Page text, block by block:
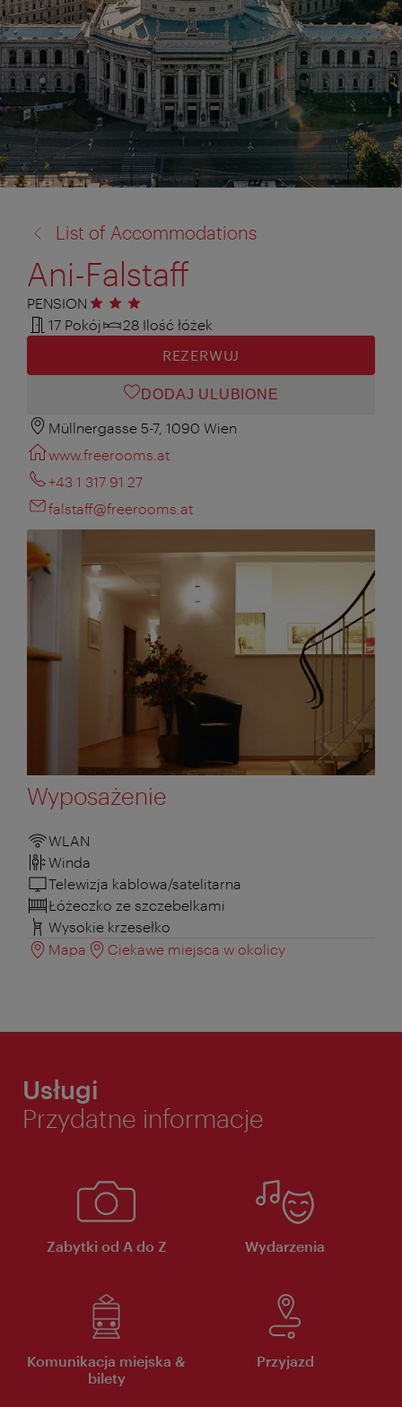
do:
List of Accommodations
Ani-Falstaff
PENSION 3 gwiazdki
17 Pokój
28 Ilość łóżek
REZERWUJ
DODAJ ULUBIONE
Müllnergasse 5-7, 1090 Wien
www.freerooms.at
+43 1 317 91 27
falstaff@freerooms.at
Wyposażenie
WLAN
Winda
Telewizja kablowa/satelitarna
Łóżeczko ze szczebelkami
Wysokie krzesełko
Mapa
Ciekawe miejsca w okolicy
Usługi
Przydatne informacje
Zabytki od A do Z Wydarzenia
Komunikacja miejska &
bilety
Przyjazd